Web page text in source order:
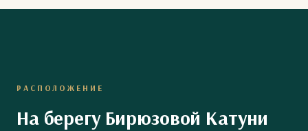
РАСПОЛОЖЕНИЕ
На берегу Бирюзовой Катуни